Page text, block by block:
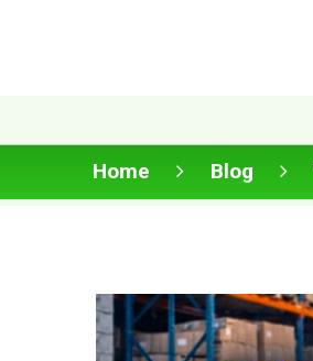
Home Blog